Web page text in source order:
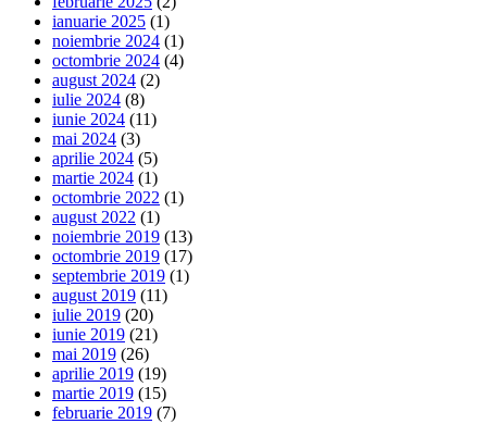
ianuarie 2025 (1)
noiembrie 2024 (1)
octombrie 2024 (4)
august 2024 (2)
iulie 2024 (8)
iunie 2024 (11)
mai 2024 (3)
aprilie 2024 (5)
martie 2024 (1)
octombrie 2022 (1)
august 2022 (1)
noiembrie 2019 (13)
octombrie 2019 (17)
septembrie 2019 (1)
august 2019 (11)
iulie 2019 (20)
iunie 2019 (21)
mai 2019 (26)
aprilie 2019 (19)
martie 2019 (15)
februarie 2019 (7)